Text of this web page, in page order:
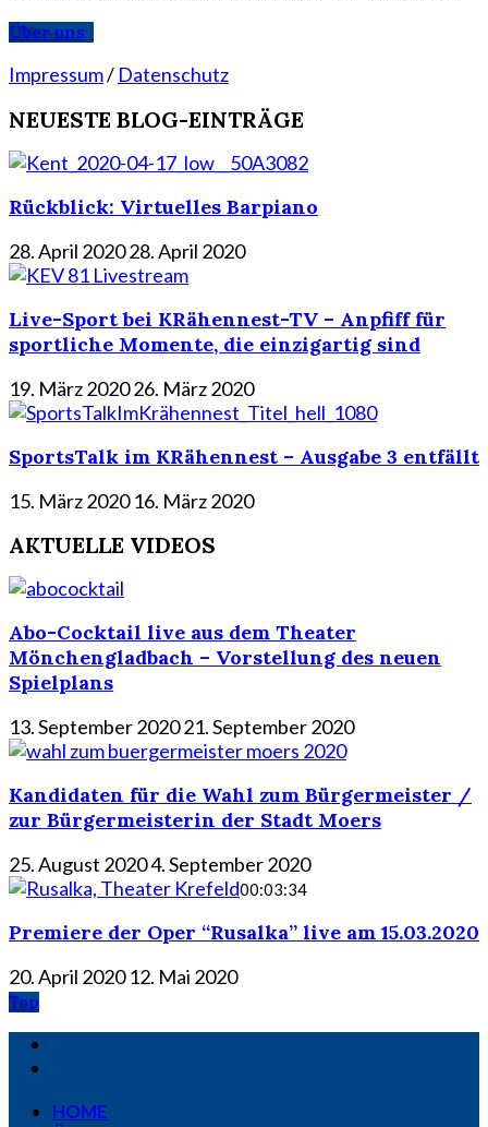
Über uns
Impressum/ Datenschutz
NEUESTE BLOG-EINTRÄGE
Rückblick: Virtuelles Barpiano
28. April 202028. April 2020
Live-Sport bei KRähennest-TV – Anpfiff für
sportliche Momente, die einzigartig sind
19. März 202026. März 2020
SportsTalk im KRähennest – Ausgabe 3 entfällt
15. März 2020 16. März 2020
AKTUELLE VIDEOS
Abo-Cocktail live aus dem Theater
Mönchengladbach – Vorstellung des neuen
Spielplans
13. September 202021. September 2020
Kandidaten für die Wahl zum Bürgermeister /
zur Bürgermeisterin der Stadt Moers
25. August 20204. September 2020
00:03:34
Premiere der Oper “Rusalka” live am 15.03.2020
20. April 2020 12. Mai 2020
Top
HOME